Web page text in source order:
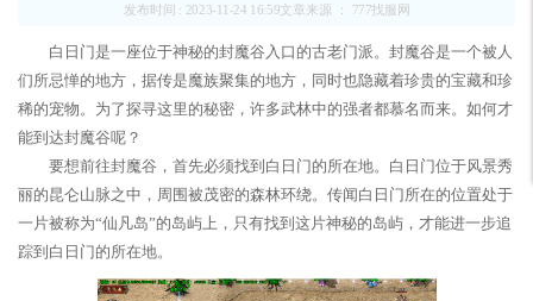
发布时间 : 2023-11-24 16:59文章来源 ： 777找服网
白日门是一座位于神秘的封魔谷入口的古老门派。封魔谷是一个被人
们所忌惮的地方，据传是魔族聚集的地方，同时也隐藏着珍贵的宝藏和珍
稀的宠物。为了探寻这里的秘密，许多武林中的强者都慕名而来。如何才
能到达封魔谷呢？
要想前往封魔谷，首先必须找到白日门的所在地。白日门位于风景秀
丽的昆仑山脉之中，周围被茂密的森林环绕。传闻白日门所在的位置处于
一片被称为“仙凡岛”的岛屿上，只有找到这片神秘的岛屿，才能进一步追
踪到白日门的所在地。